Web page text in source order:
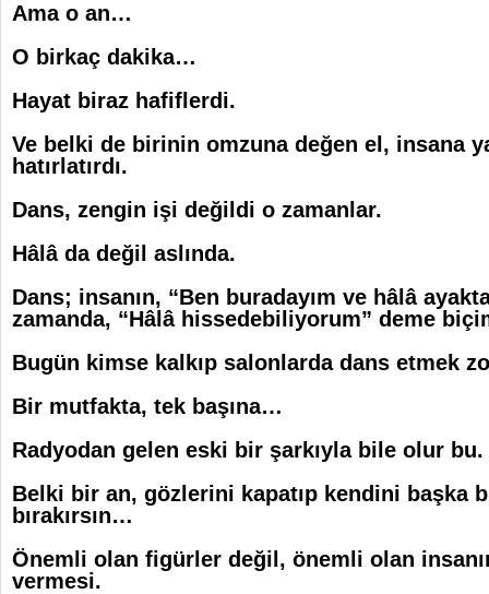
Ama o an…
O birkaç dakika…
Hayat biraz hafiflerdi.
Ve belki de birinin omzuna değen el, insana
hatırlatırdı.
Dans, zengin işi değildi o zamanlar.
Hâlâ da değil aslında.
Dans; insanın, “Ben buradayım ve hâlâ
zamanda, “Hâlâ hissedebiliyorum” deme
Bugün kimse kalkıp salonlarda dans etmek
Bir mutfakta, tek başına…
Radyodan gelen eski bir şarkıyla bile olur bu.
Belki bir an, gözlerini kapatıp kendini başka
bırakırsın…
Önemli olan figürler değil, önemli olan
vermesi.